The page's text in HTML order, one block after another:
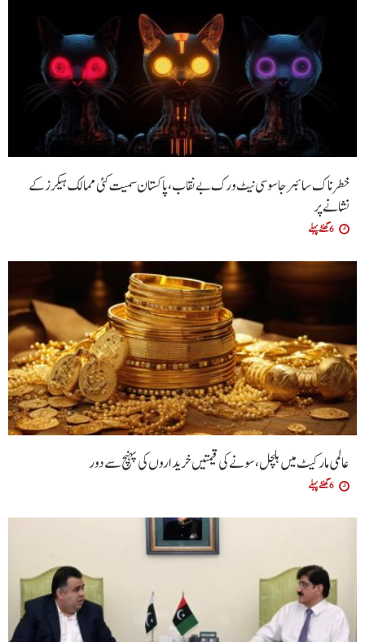
خطرناک سائبر جاسوسی نیٹ ورک بے نقاب، پاکستان سمیت کئی ممالک ہیکرز کے
نشانے پر
6 گھنٹے پہلے
عالمی مارکیٹ میں ہلچل، سونے کی قیمتیں خریداروں کی پہنچ سے دور
6 گھنٹے پہلے